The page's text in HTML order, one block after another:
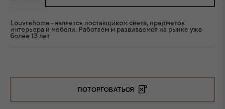
Louvrehome - является поставщиком света, предметов
интерьера и мебели. Работаем и развиваемся на рынке уже
более 13 лет
ПОТОРГОВАТЬСЯ